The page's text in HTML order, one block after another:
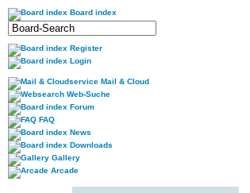
Board index
Register
Login
Mail & Cloud
Web-Suche
Forum
FAQ
News
Downloads
Gallery
Arcade